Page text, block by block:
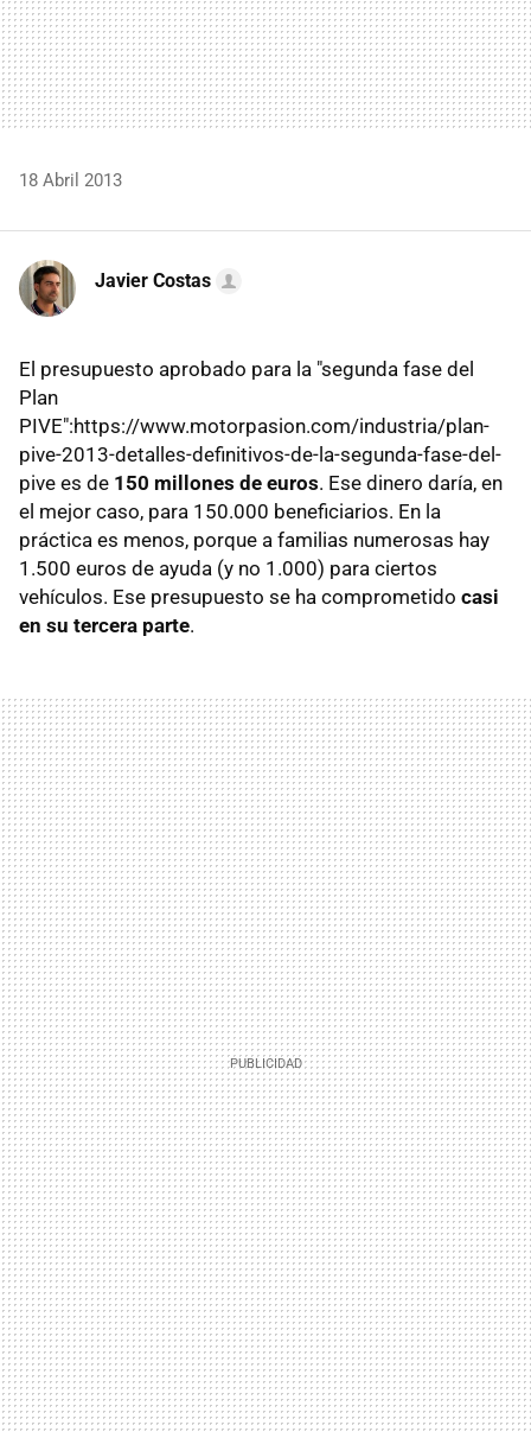
18 Abril 2013
Javier Costas
El presupuesto aprobado para la "segunda fase del
Plan
PIVE":https://www.motorpasion.com/industria/plan-
pive-2013-detalles-definitivos-de-la-segunda-fase-del-
pive es de 150 millones de euros. Ese dinero daría, en
el mejor caso, para 150.000 beneficiarios. En la
práctica es menos, porque a familias numerosas hay
1.500 euros de ayuda (y no 1.000) para ciertos
vehículos. Ese presupuesto se ha comprometido casi
en su tercera parte.